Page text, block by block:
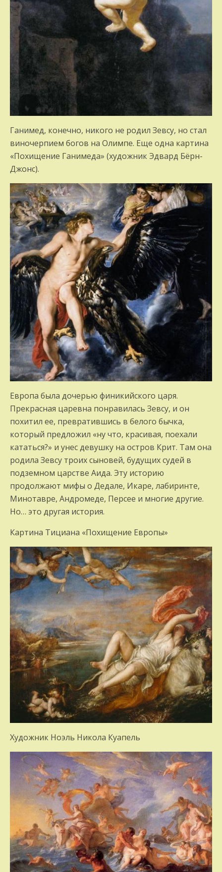
Ганимед, конечно, никого не родил Зевсу, но стал
виночерпием богов на Олимпе. Еще одна картина
«Похищение Ганимеда» (художник Эдвард Бёрн-
Джонс).
Европа была дочерью финикийского царя.
Прекрасная царевна понравилась Зевсу, и он
похитил ее, превратившись в белого бычка,
который предложил «ну что, красивая, поехали
кататься?» и унес девушку на остров Крит. Там она
родила Зевсу троих сыновей, будущих судей в
подземном царстве Аида. Эту историю
продолжают мифы о Дедале, Икаре, лабиринте,
Минотавре, Андромеде, Персее и многие другие.
Но… это другая история.
Картина Тициана «Похищение Европы»
Художник Ноэль Никола Куапель